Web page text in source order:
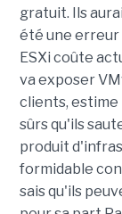
gratuit. Ils
été une erreur
ESXi coûte
va exposer
clients, estime
sûrs qu'ils
produit
formidable
sais qu'ils